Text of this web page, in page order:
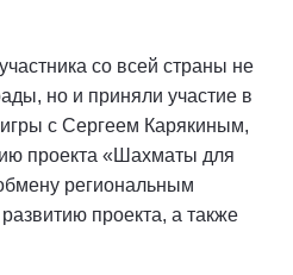
со всей страны не
но и приняли участие в
с Сергеем Карякиным,
проекта «Шахматы для
региональным
проекта, а также